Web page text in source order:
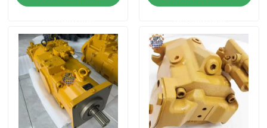
Berita
Permintaan Penawaran
Motor penggerak akhir ekskavator
motor ayun ekskavator